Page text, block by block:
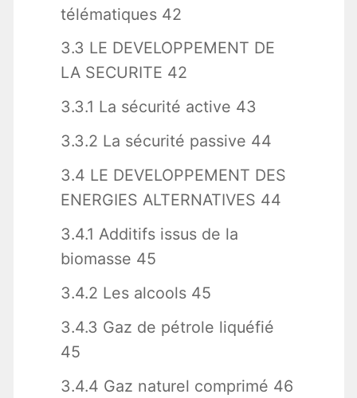
télématiques 42
3.3 LE DEVELOPPEMENT DE
LA SECURITE 42
3.3.1 La sécurité active 43
3.3.2 La sécurité passive 44
3.4 LE DEVELOPPEMENT DES
ENERGIES ALTERNATIVES 44
3.4.1 Additifs issus de la
biomasse 45
3.4.2 Les alcools 45
3.4.3 Gaz de pétrole liquéfié
45
3.4.4 Gaz naturel comprimé 46